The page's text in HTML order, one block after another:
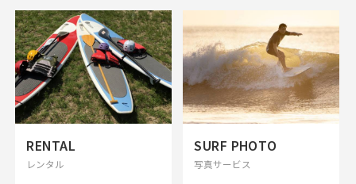
RENTAL
レンタル
SURF PHOTO
写真サービス